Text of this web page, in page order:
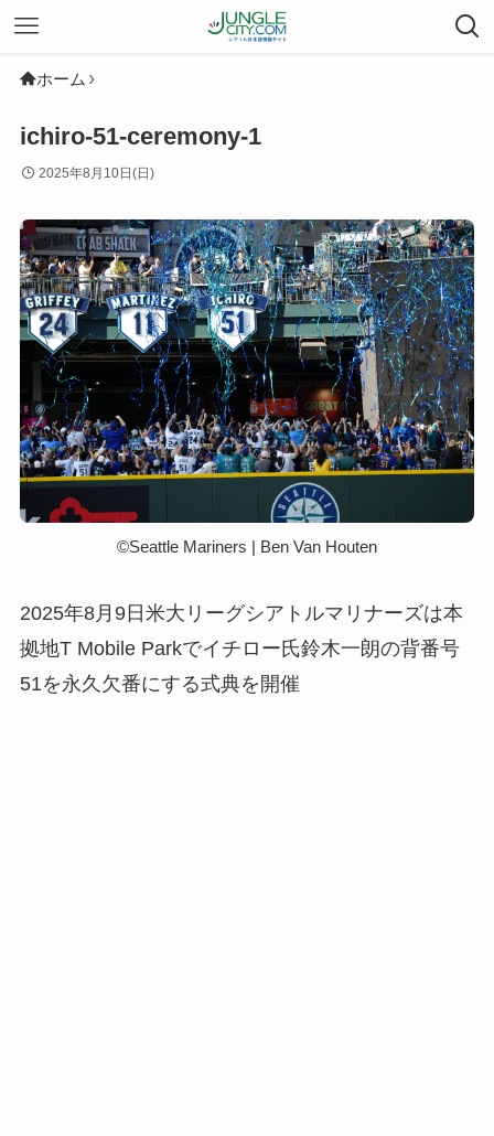
ホーム
ichiro-51-ceremony-1
2025年8月10日(日)
©︎Seattle Mariners | Ben Van Houten
2025年8月9日米大リーグシアトルマリナーズは本
拠地T Mobile Parkでイチロー氏鈴木一朗の背番号
51を永久欠番にする式典を開催